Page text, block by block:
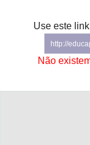
Banco Central do Brasil
Use este
http://
Não